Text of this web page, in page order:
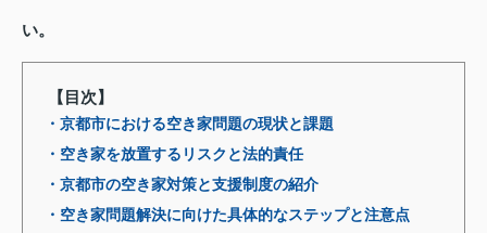
い。
【目次】
・京都市における空き家問題の現状と課題
・空き家を放置するリスクと法的責任
・京都市の空き家対策と支援制度の紹介
・空き家問題解決に向けた具体的なステップと注意点